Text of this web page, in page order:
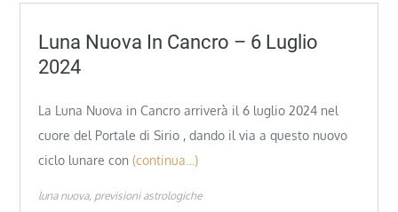
Luna Nuova In Cancro – 6 Luglio
2024
La Luna Nuova in Cancro arriverà il 6 luglio 2024 nel
cuore del Portale di Sirio , dando il via a questo nuovo
ciclo lunare con (continua…)
luna nuova previsioni astrologiche